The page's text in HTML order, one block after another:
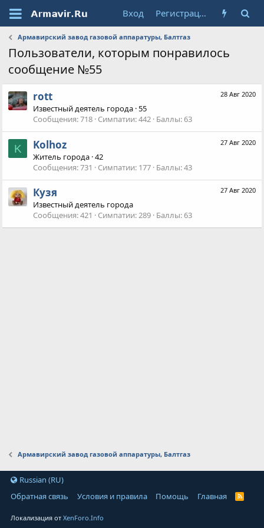
Вход Регистрация
Армавирский завод газовой аппаратуры, Балтгаз
Пользователи, которым понравилось
сообщение №55
28 Авг 2020
rott
Известный деятель города ·55
Сообщения 718 Симпатии 442 Баллы 63
K
27 Авг 2020
Kolhoz
Житель города ·42
Сообщения 731 Симпатии 177 Баллы 43
27 Авг 2020
Кузя
Известный деятель города
Сообщения 421 Симпатии 289 Баллы 63
Армавирский завод газовой аппаратуры, Балтгаз
Russian (RU)
Обратная связь
Условия и правила Помощь Главная
Локализация отXenForo.Info